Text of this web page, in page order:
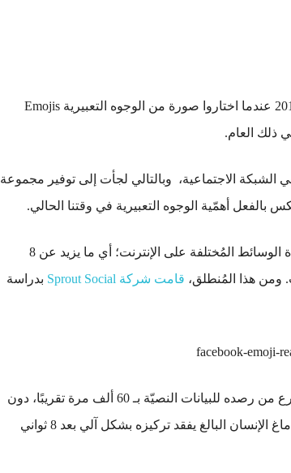
العالم في 2015 عندما اختاروا صورة من الوجوه التعبيرية Emojis
ذلك العام.
الشبكة الاجتماعية، وبالتالي لجأت إلى توفير مجموعة
بالفعل أهمّية الوجوه التعبيرية في وقتنا الحالي.
لمشاهدة الوسائط المُختلفة على الإنترنت؛ أي ما يزيد عن 8
قامت شركة Sprout Social
بدراسة
علميًا، يستطيع دماغ الإنسان رصد البيانات المرئية بسرعة كبيرة جدًا أسرع من رصده للبيانات النصيّة بـ 60 ألف مرة تقريبًا، دون
نسيان المثل القائل “الصورة بألف كلمة” دليلًا على تلك الأهمّية. كما أن دماغ الإنسان البالغ يفقد تركيزه بشكل آلي بعد 8 ثواني